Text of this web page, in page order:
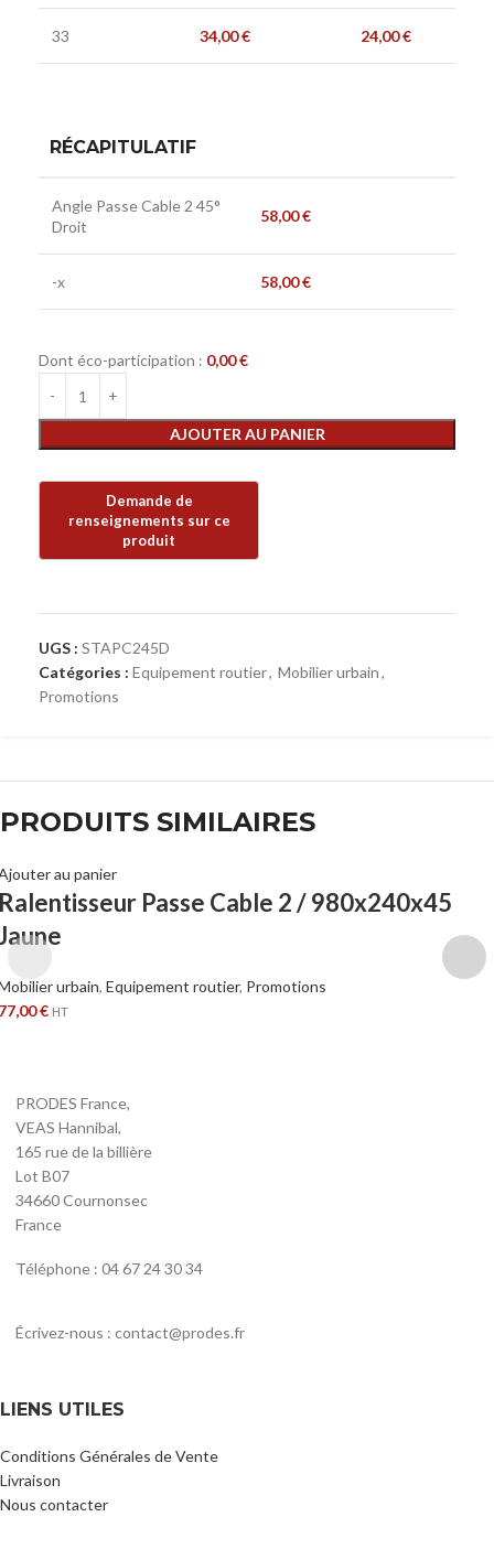
33 34,00€ 24,00€
RÉCAPITULATIF
Angle Passe Cable 2 45°
Droit
58,00€
-x 58,00€
Dont éco-participation : 0,00€
AJOUTER AU PANIER
UGS : STAPC245D
Catégories : Equipement routier, Mobilier urbain,
Promotions
PRODUITS SIMILAIRES
au panier
Passe Cable 2 / 980x240x45
urbain,Equipement routier, Promotions
€ HT
PRODES France,
VEAS Hannibal,
165 rue de la billière
Lot B07
34660 Cournonsec
France
Téléphone : 04 67 24 30 34
Écrivez-nous : contact@prodes.fr
LIENS UTILES
Conditions Générales de Vente
Livraison
Nous contacter